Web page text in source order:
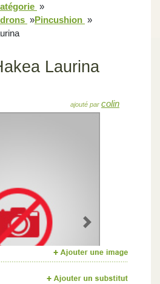
»
»Pincushion »
Laurina
ajouté par colin
Next